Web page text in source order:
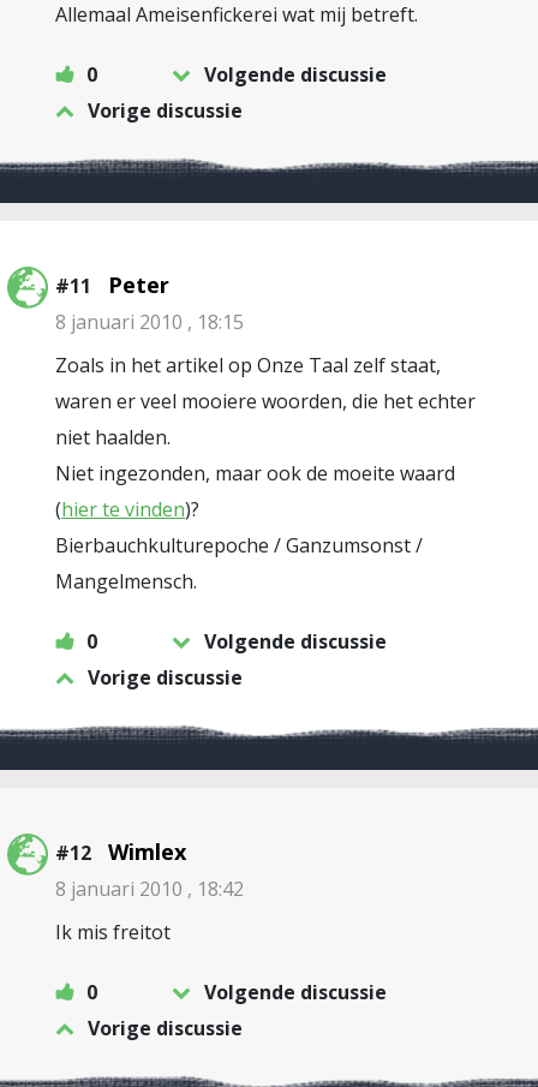
Allemaal Ameisenfickerei wat mij betreft.
0
Volgende discussie
Vorige discussie
#11 Peter
8 januari 2010 , 18:15
Zoals in het artikel op Onze Taal zelf staat,
waren er veel mooiere woorden, die het echter
niet haalden.
Niet ingezonden, maar ook de moeite waard
(hier te vinden)?
Bierbauchkulturepoche / Ganzumsonst /
Mangelmensch.
0
Volgende discussie
Vorige discussie
#12 Wimlex
8 januari 2010 , 18:42
Ik mis freitot
0
Volgende discussie
Vorige discussie